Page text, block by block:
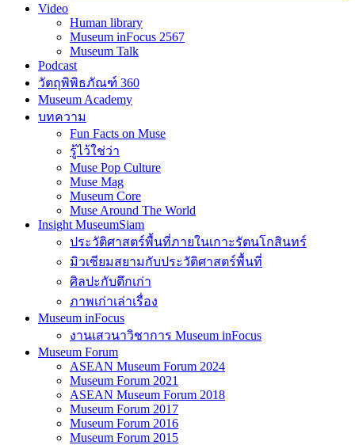
Video
Human library
Museum inFocus 2567
Museum Talk
Podcast
วัตถุพิพิธภัณฑ์ 360
Museum Academy
บทความ
Fun Facts on Muse
รู้ไว้ใช่ว่า
Muse Pop Culture
Muse Mag
Museum Core
Muse Around The World
Insight MuseumSiam
ประวัติศาสตร์พื้นที่ภายในเกาะรัตนโกสินทร์
มิวเซียมสยามกับประวัติศาสตร์พื้นที่
ศิลปะกับตึกเก่า
ภาพเก่าเล่าเรื่อง
Museum inFocus
งานเสวนาวิชาการ Museum inFocus
Museum Forum
ASEAN Museum Forum 2024
Museum Forum 2021
ASEAN Museum Forum 2018
Museum Forum 2017
Museum Forum 2016
Museum Forum 2015